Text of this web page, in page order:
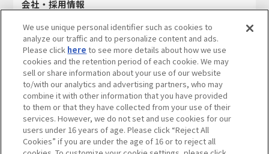
会社・採用情報
採用情報
サステナビリティ
お問い合わせ
ウェブサイトご利用条件 ソーシャルメディアポリシー
個人情報及び特定個人情報等の取り扱いに関する保護方針
We use unique personal identifier such as cookies to
analyze our traffic and to personalize content and ads.
Please click here to see more details about how we use
cookies and the retention period of each cookie. We may
sell or share information about your use of our website
to/with our analytics and advertising partners, who may
combine it with other information that you have provided
to them or that they have collected from your use of their
services. However, we do not set and use cookies for our
users under 16 years of age. Please click “Reject All
Cookies” if you are under the age of 16 or to reject all